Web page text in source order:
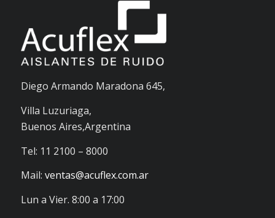
Diego Armando Maradona 645,
Villa Luzuriaga,
Buenos Aires,Argentina
Tel: 11 2100 – 8000
Mail: ventas@acuflex.com.ar
Lun a Vier. 8:00 a 17:00